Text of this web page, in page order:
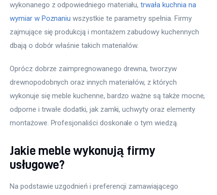
wykonanego z odpowiedniego materiału, trwała kuchnia na
wymiar w Poznaniu wszystkie te parametry spełnia. Firmy
zajmujące się produkcją i montażem zabudowy kuchennych
dbają o dobór właśnie takich materiałów.
Oprócz dobrze zaimpregnowanego drewna, tworzyw
drewnopodobnych oraz innych materiałów, z których
wykonuje się meble kuchenne, bardzo ważne są także mocne,
odporne i trwałe dodatki, jak zamki, uchwyty oraz elementy
montażowe. Profesjonaliści doskonale o tym wiedzą.
Jakie meble wykonują firmy
usługowe?
Na podstawie uzgodnień i preferencji zamawiającego